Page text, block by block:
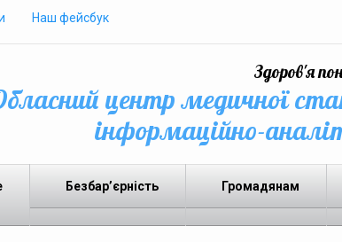
Наш фейсбук
Здоров'я
центр медичної
інформаційно-
Безбар’єрність Громадянам